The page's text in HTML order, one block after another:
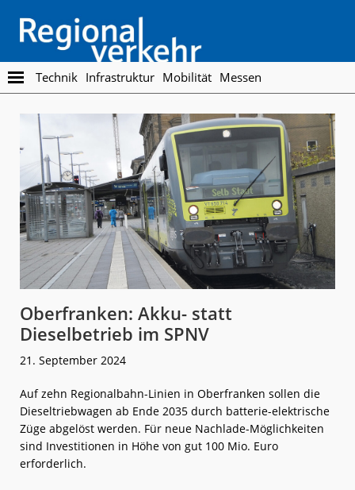
main
content
footer
Regionalverkehr
Die
Fachzeitschrift
den
Öffentlichen
Personennahverkehr
Technik Infrastruktur Mobilität Messen
Oberfranken: Akku- statt
Dieselbetrieb im SPNV
21. September 2024
Auf zehn Regionalbahn-Linien in Oberfranken sollen die
Dieseltriebwagen ab Ende 2035 durch batterie-elektrische
Züge abgelöst werden. Für neue Nachlade-Möglichkeiten
sind Investitionen in Höhe von gut 100 Mio. Euro
erforderlich.